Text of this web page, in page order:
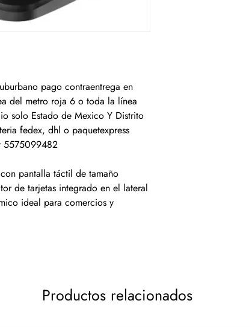
pago contraentrega en
del metro roja 6 o toda la línea
solo Estado de Mexico Y Distrito
fedex, dhl o paquetexpress
5575099482
pantalla táctil de tamaño
de tarjetas integrado en el lateral
ideal para comercios y
Productos relacionados